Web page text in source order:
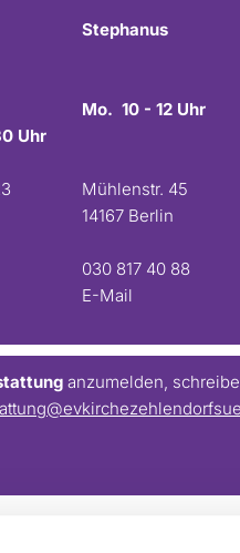
Uhr
Stephanus
Mo. 10 - 12 Uhr
Mühlenstr. 45
14167 Berlin
030 817 40 88
E-Mail
anzumelden,